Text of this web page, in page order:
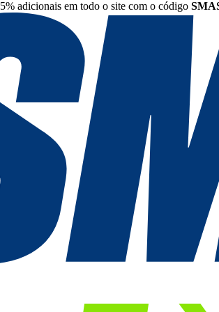
adicionais em todo o site com o código